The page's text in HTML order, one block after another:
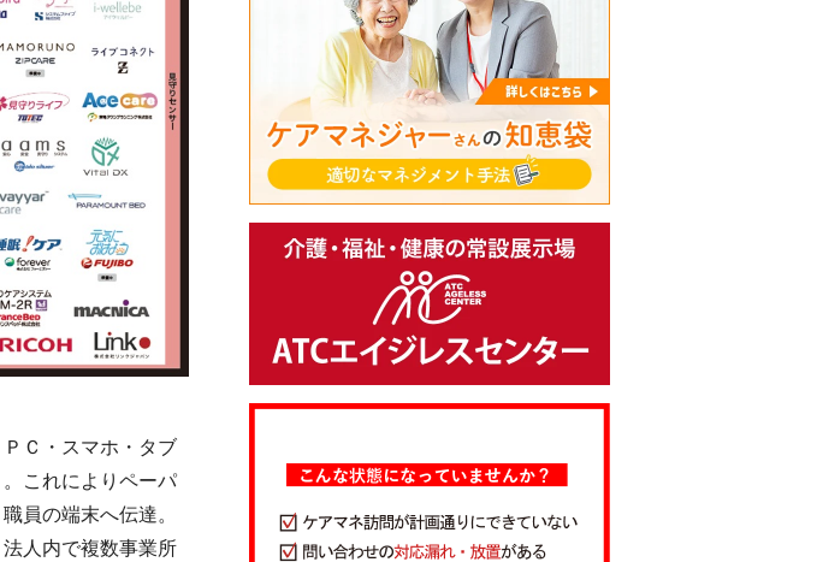
Ｃ・スマホ・タブ
これによりペーパ
員の端末へ伝達。
人内で複数事業所